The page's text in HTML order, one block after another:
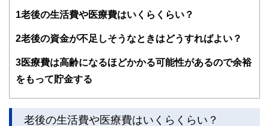
得者を中心に「お金や暮らし」に関する書籍・雑誌の編集経
験者で構成され、企画立案から記事掲載まですべての工程に
FinancialFieldの特徴は、ファイナンシャルプランナー、弁
ドバイザー、DCプランナー、公認会計士、社会保険労務
士、行政書士、投資アナリスト、キャリアコンサルタントな
ど150名以上の有資格者を執筆者・監修者として迎え、むず
1 老後の生活費や医療費はいくらくらい？
2老後の資金が不足しそうなときはどうすればよい？
3医療費は高齢になるほどかかる可能性があるので余裕
をもって貯金する
老後の生活費や医療費はいくらくらい？